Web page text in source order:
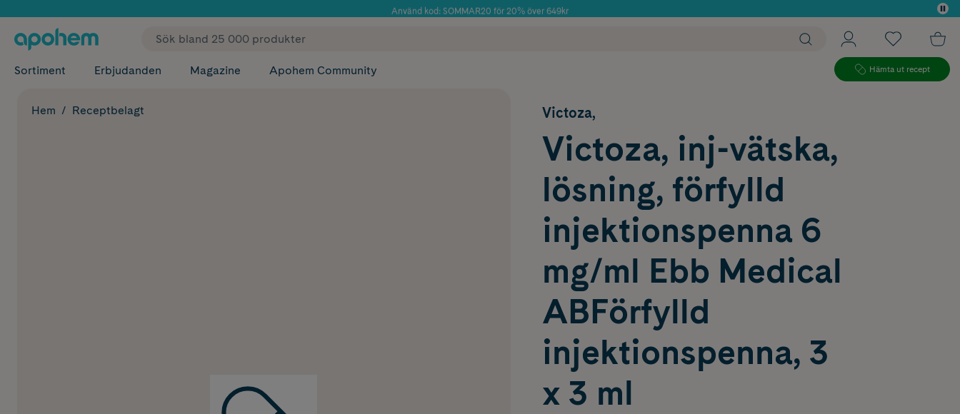
Använd kod: SOMMAR20 för 20% över 649kr
✓ Fri frakt
Sortiment Erbjudanden Magazine Apohem Community Hämta ut recept
Hem Receptbelagt Victoza,
Victoza, inj-vätska,
lösning, förfylld
injektionspenna 6
mg/ml Ebb Medical
ABFörfylld
injektionspenna, 3
x 3 ml